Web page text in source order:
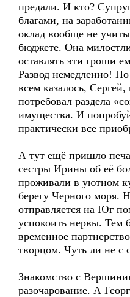
предали. И кто?
благами, на
оклад вообще не
бюджете. Она
оставлять эти гроши
Развод немедленно!
всем казалось,
потребовал раздела
имущества. И
практически все
А тут ещё пришло
сестры Ирины об её
проживали в уютном
берегу Черного моря.
отправляется на Юг
успокоить нервы. Тем
временное
творцом. Чуть ли не с
Знакомство с
разочарование. А